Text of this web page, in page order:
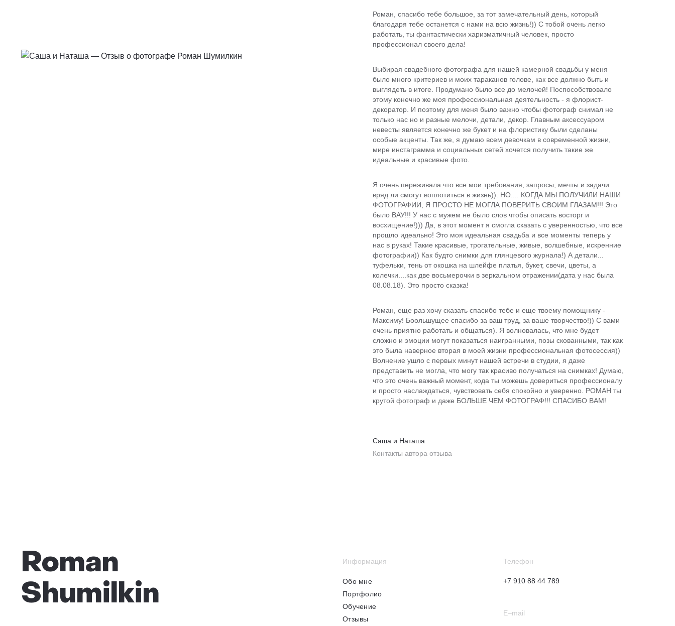
Роман, спасибо тебе большое, за тот замечательный день, который
благодаря тебе останется с нами на всю жизнь!)) С тобой очень легко
работать, ты фантастически харизматичный человек, просто
профессионал своего дела!
Выбирая свадебного фотографа для нашей камерной свадьбы у меня
было много критериев и моих тараканов голове, как все должно быть и
выглядеть в итоге. Продумано было все до мелочей! Поспособствовало
этому конечно же моя профессиональная деятельность - я флорист-
декоратор. И поэтому для меня было важно чтобы фотограф снимал не
только нас но и разные мелочи, детали, декор. Главным аксессуаром
невесты является конечно же букет и на флористику были сделаны
особые акценты. Так же, я думаю всем девочкам в современной жизни,
мире инстаграмма и социальных сетей хочется получить такие же
идеальные и красивые фото.
Я очень переживала что все мои требования, запросы, мечты и задачи
вряд ли смогут воплотиться в жизнь)). НО.... КОГДА МЫ ПОЛУЧИЛИ НАШИ
ФОТОГРАФИИ, Я ПРОСТО НЕ МОГЛА ПОВЕРИТЬ СВОИМ ГЛАЗАМ!!! Это
было ВАУ!!! У нас с мужем не было слов чтобы описать восторг и
восхищение!))) Да, в этот момент я смогла сказать с уверенностью, что все
прошло идеально! Это моя идеальная свадьба и все моменты теперь у
нас в руках! Такие красивые, трогательные, живые, волшебные, искренние
фотографии)) Как будто снимки для глянцевого журнала!) А детали...
туфельки, тень от окошка на шлейфе платья, букет, свечи, цветы, а
колечки....как две восьмерочки в зеркальном отражении(дата у нас была
08.08.18). Это просто сказка!
Роман, еще раз хочу сказать спасибо тебе и еще твоему помощнику -
Максиму! Боольшущее спасибо за ваш труд, за ваше творчество!)) С вами
очень приятно работать и общаться). Я волновалась, что мне будет
сложно и эмоции могут показаться наигранными, позы скованными, так как
это была наверное вторая в моей жизни профессиональная фотосессия))
Волнение ушло с первых минут нашей встречи в студии, я даже
представить не могла, что могу так красиво получаться на снимках! Думаю,
что это очень важный момент, кода ты можешь довериться профессионалу
и просто наслаждаться, чувствовать себя спокойно и уверенно. РОМАН ты
крутой фотограф и даже БОЛЬШЕ ЧЕМ ФОТОГРАФ!!! СПАСИБО ВАМ!
Саша и Наташа
Контакты автора отзыва
Roman
Shumilkin
Информация
Обо мне
Портфолио
Обучение
Отзывы
Телефон
+7 910 88 44 789
E–mail